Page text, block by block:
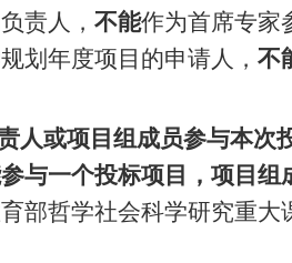
责人， 不能作为首席专家
划年度项目的申请人， 不
人或项目组成员参与本次
与一个投标项目，项目组
部哲学社会科学研究重大